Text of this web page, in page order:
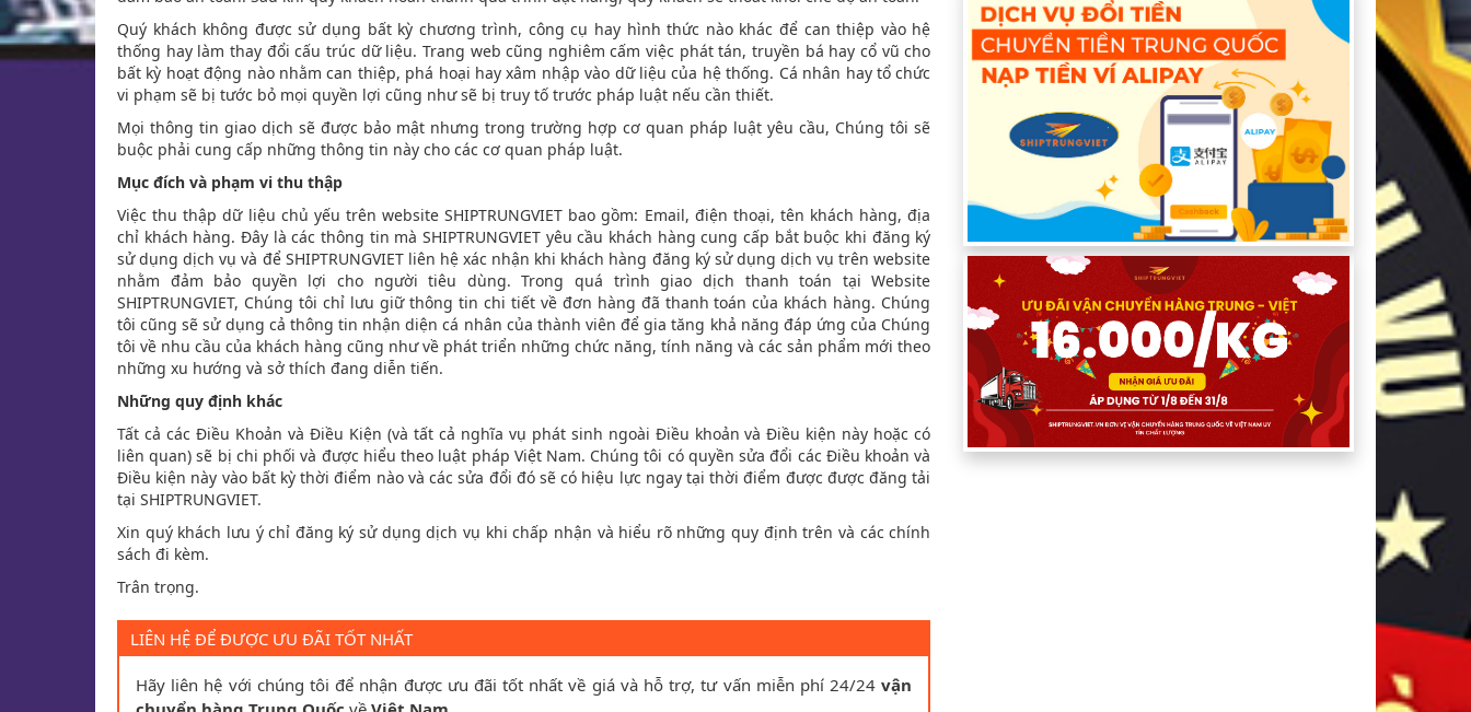
Quý khách không được sử dụng bất kỳ chương trình, công cụ hay hình thức nào khác để can thiệp vào hệ
thống hay làm thay đổi cấu trúc dữ liệu. Trang web cũng nghiêm cấm việc phát tán, truyền bá hay cổ vũ cho
bất kỳ hoạt động nào nhằm can thiệp, phá hoại hay xâm nhập vào dữ liệu của hệ thống. Cá nhân hay tổ chức
vi phạm sẽ bị tước bỏ mọi quyền lợi cũng như sẽ bị truy tố trước pháp luật nếu cần thiết.
Mọi thông tin giao dịch sẽ được bảo mật nhưng trong trường hợp cơ quan pháp luật yêu cầu, Chúng tôi sẽ
buộc phải cung cấp những thông tin này cho các cơ quan pháp luật.
Mục đích và phạm vi thu thập
Việc thu thập dữ liệu chủ yếu trên website SHIPTRUNGVIET bao gồm: Email, điện thoại, tên khách hàng, địa
chỉ khách hàng. Đây là các thông tin mà SHIPTRUNGVIET yêu cầu khách hàng cung cấp bắt buộc khi đăng ký
sử dụng dịch vụ và để SHIPTRUNGVIET liên hệ xác nhận khi khách hàng đăng ký sử dụng dịch vụ trên website
nhằm đảm bảo quyền lợi cho người tiêu dùng. Trong quá trình giao dịch thanh toán tại Website
SHIPTRUNGVIET, Chúng tôi chỉ lưu giữ thông tin chi tiết về đơn hàng đã thanh toán của khách hàng. Chúng
tôi cũng sẽ sử dụng cả thông tin nhận diện cá nhân của thành viên để gia tăng khả năng đáp ứng của Chúng
tôi về nhu cầu của khách hàng cũng như về phát triển những chức năng, tính năng và các sản phẩm mới theo
những xu hướng và sở thích đang diễn tiến.
Những quy định khác
Tất cả các Điều Khoản và Điều Kiện (và tất cả nghĩa vụ phát sinh ngoài Điều khoản và Điều kiện này hoặc có
liên quan) sẽ bị chi phối và được hiểu theo luật pháp Việt Nam. Chúng tôi có quyền sửa đổi các Điều khoản và
Điều kiện này vào bất kỳ thời điểm nào và các sửa đổi đó sẽ có hiệu lực ngay tại thời điểm được được đăng tải
tại SHIPTRUNGVIET.
Xin quý khách lưu ý chỉ đăng ký sử dụng dịch vụ khi chấp nhận và hiểu rõ những quy định trên và các chính
sách đi kèm.
Trân trọng.
LIÊN HỆ ĐỂ ĐƯỢC ƯU ĐÃI TỐT NHẤT
Hãy liên hệ với chúng tôi để nhận được ưu đãi tốt nhất về giá và hỗ trợ, tư vấn miễn phí 24/24vận